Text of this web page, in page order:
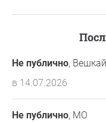
Не публично,
в 14.07.2026
Не публично, МО